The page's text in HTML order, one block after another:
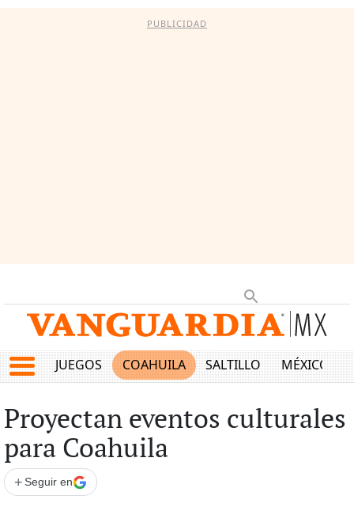
PUBLICIDAD
JUEGOS COAHUILA SALTILLO MÉXICO
Proyectan eventos culturales
para Coahuila
+ Seguir en